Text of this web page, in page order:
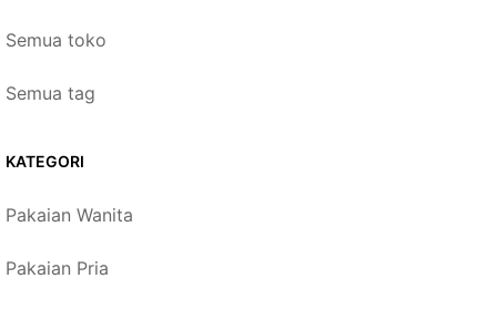
Semua toko
Semua tag
KATEGORI
Pakaian Wanita
Pakaian Pria